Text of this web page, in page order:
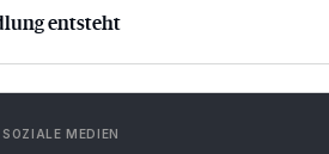
entsteht
SOZIALE MEDIEN